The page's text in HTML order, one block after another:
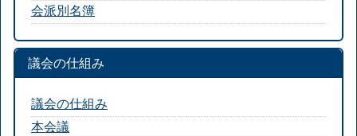
会派別名簿
議会の仕組み
議会の仕組み
本会議